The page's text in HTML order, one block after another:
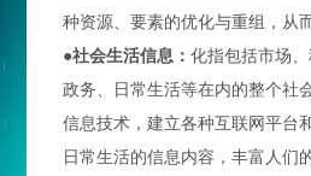
种资源、要素的优化与重组，从
●社会生活信息：化指包括市场、
政务、日常生活等在内的整个社
信息技术，建立各种互联网平台
日常生活的信息内容，丰富人们